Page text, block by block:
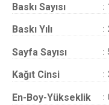
Baskı Sayısı :
Baskı Yılı :
Sayfa Sayısı :
Kağıt Cinsi :
En-Boy-Yükseklik :